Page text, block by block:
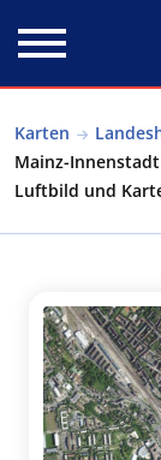
Karten
Mainz-
Luftbild und